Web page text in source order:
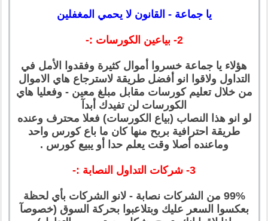
يا جماعة - القانون لا يحمي المغفلين
2- بياعين الكورسات :-
هؤلاء يا جماعة خسروا أموال كثيرة وفقدوا الأمل في
التداول ولاقوا انو أفضل طريقة لاسترجاع هاي الاموال
من خلال تعليم كورسات مقابل مبلغ معين - وفعليا هاي
الكورسات لن تفيدك أبدآ
لو انو هذا النصاب (بياع الكورسات) فعلا محترف وعنده
طريقة احترافية بربح منها كان ما باع كورس واحد
وماعنده أصلا وقت يعلم حدا أو يبيع كورس .
3- شركات التداول النصابة :-
99% من الشركات نصابة - لانو الشركات بأي لحظة
بعكسوا السعر عليك وبتلاعبوا بحركة السوق (خصوصآ